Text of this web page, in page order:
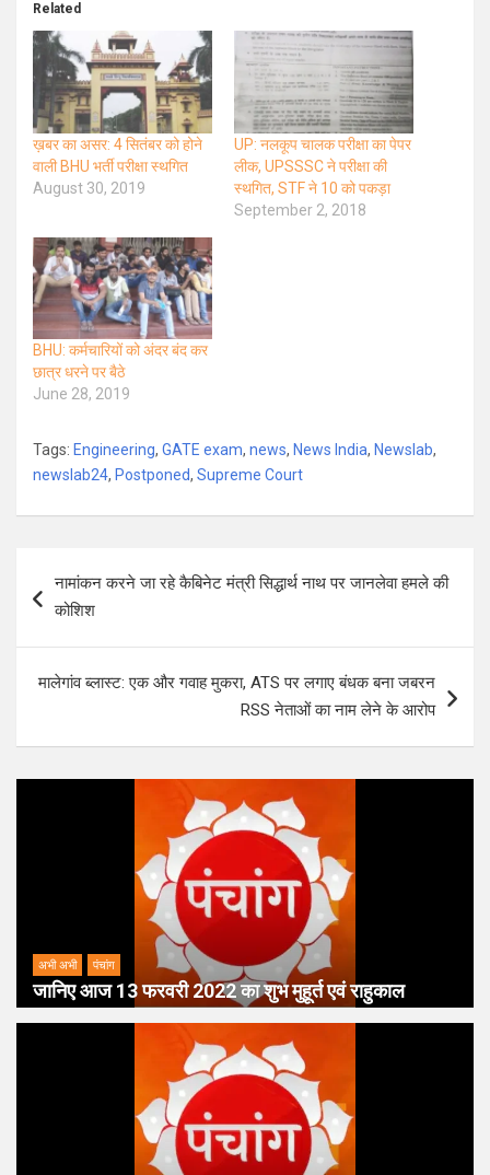
Related
ख़बर का असर: 4 सितंबर को होने
वाली BHU भर्ती परीक्षा स्थगित
August 30, 2019
UP: नलकूप चालक परीक्षा का पेपर
लीक, UPSSSC ने परीक्षा की
स्थगित, STF ने 10 को पकड़ा
September 2, 2018
BHU: कर्मचारियों को अंदर बंद कर
छात्र धरने पर बैठे
June 28, 2019
Tags: Engineering, GATE exam, news, News India, Newslab,
newslab24, Postponed, Supreme Court
navigation
नामांकन करने जा रहे कैबिनेट मंत्री सिद्धार्थ नाथ पर जानलेवा हमले की
कोशिश
मालेगांव ब्लास्ट: एक और गवाह मुकरा, ATS पर लगाए बंधक बना जबरन
RSS नेताओं का नाम लेने के आरोप
अभी अभी पंचांग
जानिए आज 13 फरवरी 2022 का शुभ मुहूर्त एवं राहुकाल